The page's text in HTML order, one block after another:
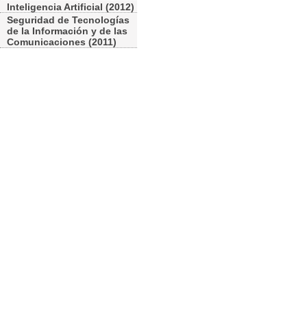
Inteligencia Artificial (2012)
Seguridad de Tecnologías
de la Información y de las
Comunicaciones (2011)